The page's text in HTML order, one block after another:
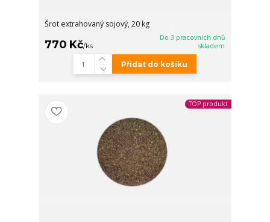
Šrot extrahovaný sojový, 20 kg
770 Kč/ks
Do 3 pracovních dnů
skladem
Přidat do košíku
TOP produkt